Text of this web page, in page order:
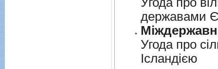
державами
Угода про
Iсландiєю